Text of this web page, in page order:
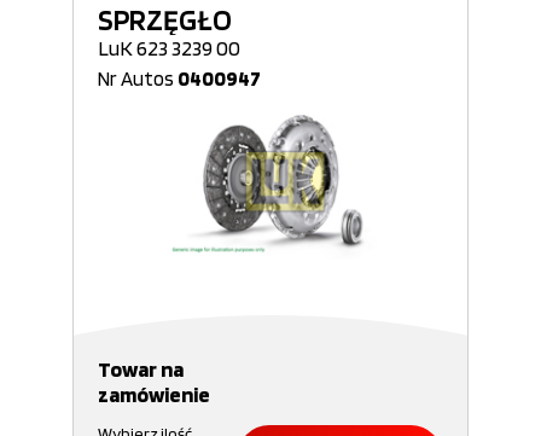
SPRZĘGŁO
LuK 623 3239 00
Nr Autos 0400947
Towar na
zamówienie